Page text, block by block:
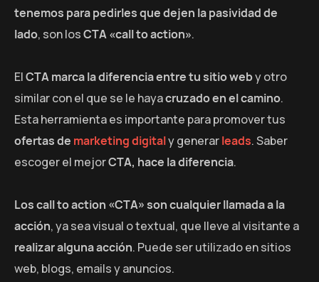
tenemos para pedirles que dejen la pasividad de
lado, son losCTA «call to action».
ElCTA marca la diferencia entre tu sitio weby otro
similar con el que se le hayacruzado en el camino.
Esta herramienta es importante para promover tus
ofertas de marketing digitaly generarleads. Saber
escoger el mejorCTA, hace la diferencia.
Los call to action «CTA» son cualquier llamada a la
acción, ya sea visual o textual, que lleve al visitante a
realizar alguna acción. Puede ser utilizado en sitios
web, blogs, emails y anuncios.